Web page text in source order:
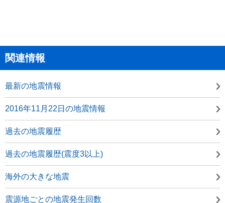
関連情報
最新の地震情報
2016年11月22日の地震情報
過去の地震履歴
過去の地震履歴(震度3以上)
海外の大きな地震
震源地ごとの地震発生回数